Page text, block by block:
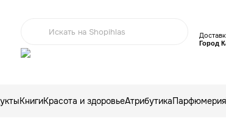
Город
КнигиКрасота и здоровьеАтрибутикаПарфюмерия